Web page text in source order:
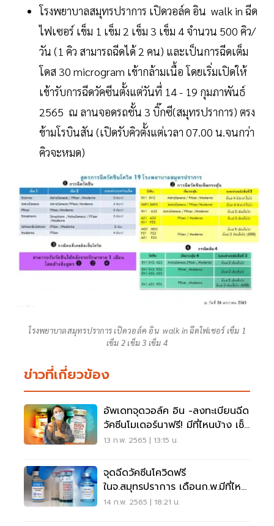
โรงพยาบาลสมุทรปราการ เปิดวอล์ค อิน walk in ฉีด
ไฟเซอร์ เข็ม 1 เข็ม 2 เข็ม 3 เข็ม 4 จำนวน 500 คิว/
วัน (1 คิว สามารถฉีดได้ 2 คน) และเป็นการฉีดเต็ม
โดส 30 microgram เข้ากล้ามเนื้อ โดยเริ่มเปิดให้
เข้ารับการฉีดวัคซีนตั้งแต่วันที่ 14 - 19 กุมภาพันธ์
2565 ณ ลานจอดรถชั้น 3 บิ๊กซี(สมุทรปราการ) ตรง
ข้ามโรบินสัน (เปิดรับคิวตั้งแต่เวลา 07.00 น.จนกว่า
คิวจะหมด)
โรงพยาบาลสมุทรปราการ เปิดวอล์ค อิน walk in ฉีดไฟเซอร์ เข็ม 1
เข็ม 2 เข็ม 3 เข็ม 4
ข่าวที่เกี่ยวข้อง
อัพเดทจุดวอล์ค อิน -ลงทะเบียนฉีด
วัคซีนโมเดอร์นาฟรี! มีที่ไหนบ้าง เช็ค
ด่วน
13 ก.พ. 2565 | 13:15 น.
จุดฉีดวัคซีนโควิดฟรี
ในจ.สมุทรปราการ เดือนก.พ.มีที่ไหน
บ้าง
14 ก.พ. 2565 | 18:21 น.